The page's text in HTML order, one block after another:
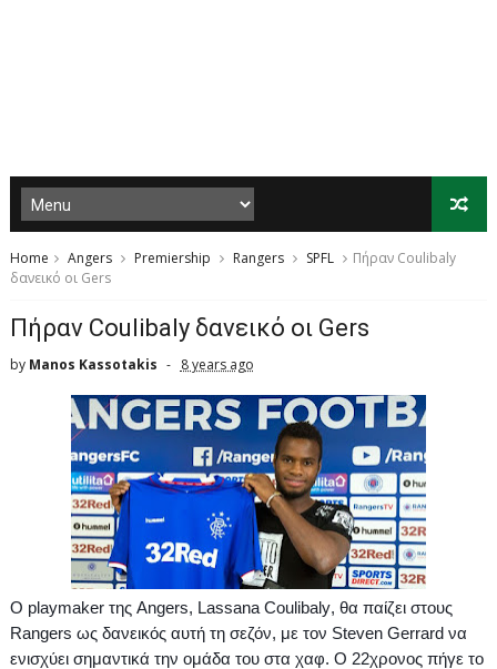
Home Angers Premiership Rangers SPFL
Πήραν Coulibaly
δανεικό οι Gers
Πήραν Coulibaly δανεικό οι Gers
by Manos Kassotakis 8 years ago
O playmaker της Angers, Lassana Coulibaly, θα παίζει στους
Rangers ως δανεικός αυτή τη σεζόν, με τον Steven Gerrard να
ενισχύει σημαντικά την ομάδα του στα χαφ. Ο 22χρονος πήγε το